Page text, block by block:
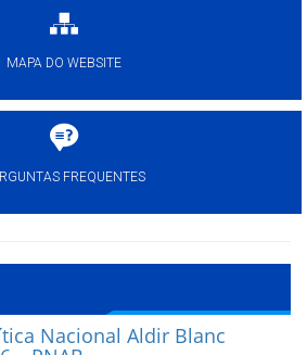
MAPA DO WEBSITE
FREQUENTES
Nacional Aldir Blanc